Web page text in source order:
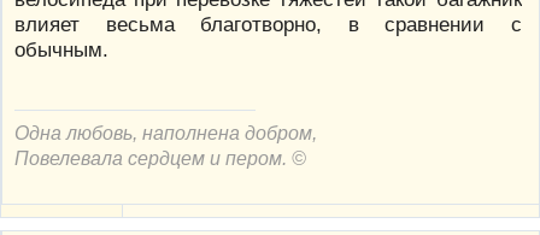
влияет весьма благотворно, в сравнении с
обычным.
Одна любовь, наполнена добром,
Повелевала сердцем и пером. ©